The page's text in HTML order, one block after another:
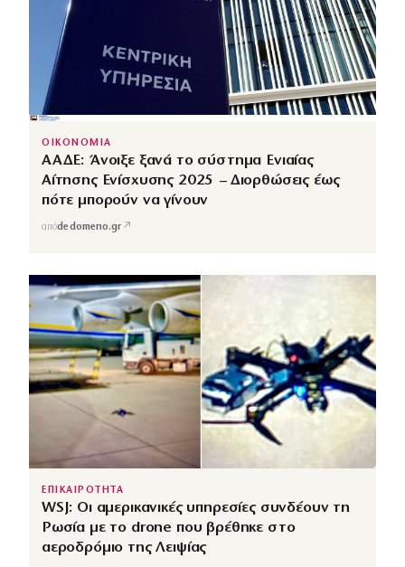
ΟΙΚΟΝΟΜΙΑ
ΑΑΔΕ: Άνοιξε ξανά το σύστημα Ενιαίας
Αίτησης Ενίσχυσης 2025 – Διορθώσεις έως
πότε μπορούν να γίνουν
απόdedomeno.gr ↗
ΕΠΙΚΑΙΡΟΤΗΤΑ
WSJ: Οι αμερικανικές υπηρεσίες συνδέουν τη
Ρωσία με το drone που βρέθηκε στο
αεροδρόμιο της Λειψίας